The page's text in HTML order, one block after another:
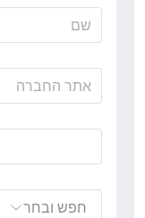
חפש ובחר